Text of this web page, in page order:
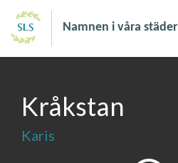
Namnen i våra städer
Kråkstan
Karis